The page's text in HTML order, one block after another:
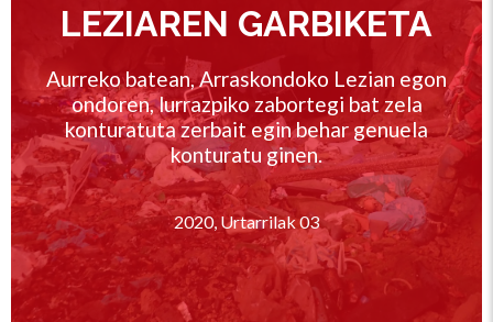
LEZIAREN GARBIKETA
Aurreko batean, Arraskondoko Lezian egon
ondoren, lurrazpiko zabortegi bat zela
konturatuta zerbait egin behar genuela
konturatu ginen.
2020, Urtarrilak 03